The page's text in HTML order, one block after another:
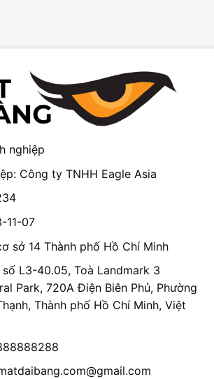
nghiệp
Công ty TNHH Eagle Asia
11-07
sở 14 Thành phố Hồ Chí Minh
L3-40.05, Toà Landmark 3
Park, 720A Điện Biên Phủ, Phường
Thành phố Hồ Chí Minh, Việt